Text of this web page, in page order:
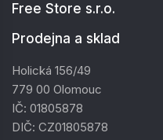
Free Store s.r.o.
Prodejna a sklad
Holická 156/49
779 00 Olomouc
IČ: 01805878
DIČ: CZ01805878